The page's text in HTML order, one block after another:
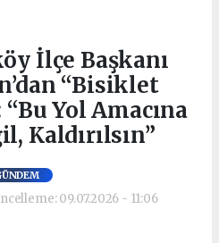
İlçe Başkanı
“Bisiklet
Yol Amacına
Kaldırılsın”
09.07.2026 - 11:06